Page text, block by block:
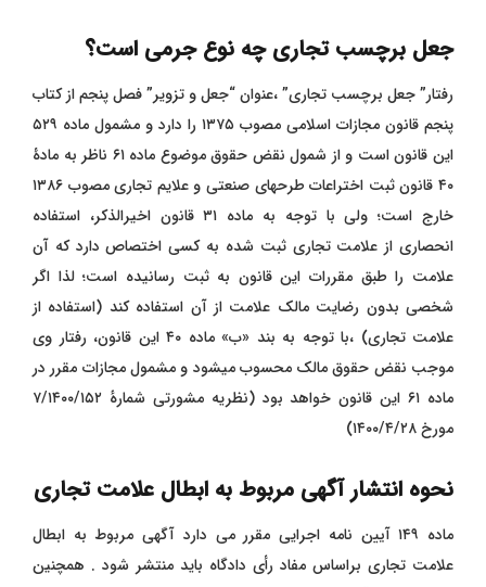
جعل برچسب تجاری چه نوع جرمی است؟
رفتار” جعل برچسب تجاری” ،عنوان “جعل و تزویر” فصل پنجم از کتاب
پنجم قانون مجازات اسلامی مصوب ۱۳۷۵ را دارد و مشمول ماده ۵۲۹
این قانون است و از شمول نقض حقوق موضوع ماده ۶۱ ناظر به مادۀ
۴۰ قانون ثبت اختراعات طرحهای صنعتی و علایم تجاری مصوب ۱۳۸۶
خارج است؛ ولی با توجه به ماده ۳۱ قانون اخیرالذکر، استفاده
انحصاری از علامت تجاری ثبت شده به کسی اختصاص دارد که آن
علامت را طبق مقررات این قانون به ثبت رسانیده است؛ لذا اگر
شخصی بدون رضایت مالک علامت از آن استفاده کند (استفاده از
علامت تجاری) ،با توجه به بند «ب» ماده ۴۰ این قانون، رفتار وی
موجب نقض حقوق مالک محسوب میشود و مشمول مجازات مقرر در
ماده ۶۱ این قانون خواهد بود (نظریه مشورتی شمارهٔ ۷/۱۴۰۰/۱۵۲
مورخ ۱۴۰۰/۴/۲۸)
نحوه انتشار آگهی مربوط به ابطال علامت تجاری
ماده ۱۴۹ آیین نامه اجرایی مقرر می دارد آگهی مربوط به ابطال
علامت تجاری براساس مفاد رأی دادگاه باید منتشر شود . همچنین